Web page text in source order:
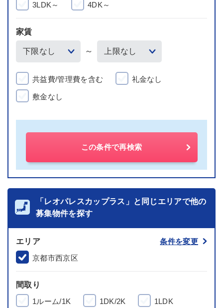
3LDK～ 4DK～
家賃
～
共益費/管理費を含む 礼金なし
敷金なし
この条件で再検索
「レオパレスカップラス」と同じエリアで他の
募集物件を探す
エリア
条件を変更
京都市西京区
間取り
1ルーム/1K
1DK/2K 1LDK